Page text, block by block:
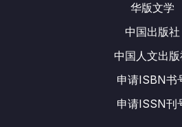
华版文学
中国出版社
中国人文出版
申请ISBN书
申请ISSN刊